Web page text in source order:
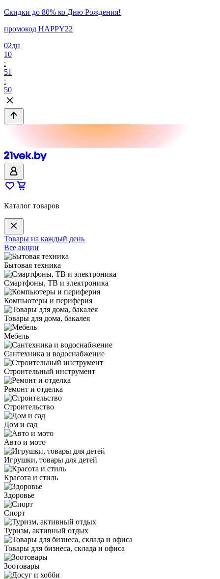
Скидки до 80% ко Дню Рождения!
промокод HAPPY22
02дн
10
:
51
:
50
Каталог товаров
Товары на каждый день
Все акции
Бытовая техника
Смартфоны, ТВ и электроника
Компьютеры и периферия
Товары для дома, бакалея
Мебель
Сантехника и водоснабжение
Строительный инструмент
Ремонт и отделка
Строительство
Дом и сад
Авто и мото
Игрушки, товары для детей
Красота и стиль
Здоровье
Спорт
Туризм, активный отдых
Товары для бизнеса, склада и офиса
Зоотовары